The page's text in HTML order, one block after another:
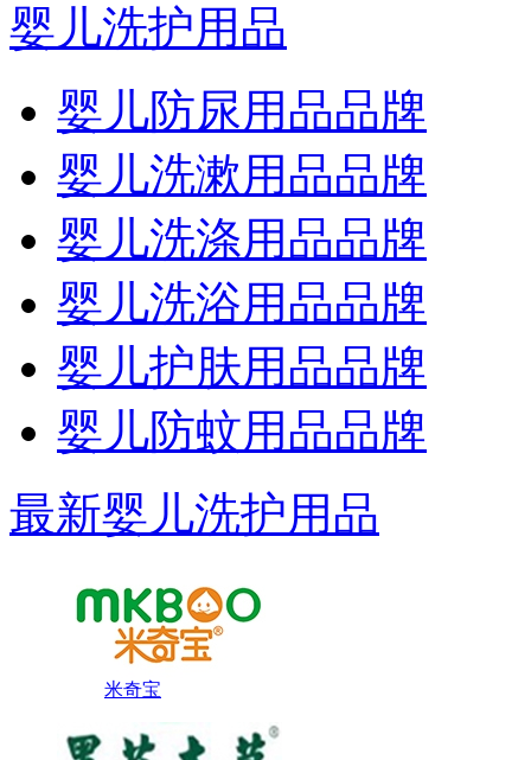
婴儿洗护用品
婴儿防尿用品品牌
婴儿洗漱用品品牌
婴儿洗涤用品品牌
婴儿洗浴用品品牌
婴儿护肤用品品牌
婴儿防蚊用品品牌
最新婴儿洗护用品
米奇宝